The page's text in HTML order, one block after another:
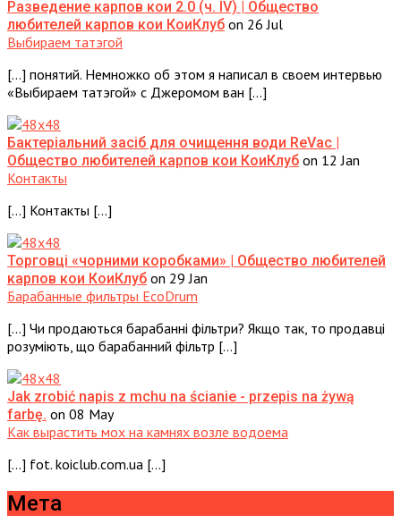
Разведение карпов кои 2.0 (ч. IV) | Общество
любителей карпов кои КоиКлуб on 26 Jul
Выбираем татэгой
[…] понятий. Немножко об этом я написал в своем интервью
«Выбираем татэгой» с Джеромом ван […]
Бактеріальний засіб для очищення води ReVac |
Общество любителей карпов кои КоиКлуб on 12 Jan
Контакты
[…] Контакты […]
Торговці «чорними коробками» | Общество любителей
карпов кои КоиКлуб on 29 Jan
Барабанные фильтры EcoDrum
[…] Чи продаються барабанні фільтри? Якщо так, то продавці
розуміють, що барабанний фільтр […]
Jak zrobić napis z mchu na ścianie - przepis na żywą
farbę. on 08 May
Как вырастить мох на камнях возле водоема
[…] fot. koiclub.com.ua […]
Мета